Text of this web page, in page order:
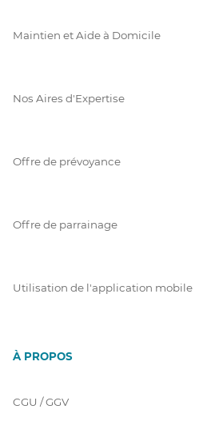
Maintien et Aide à Domicile
Nos Aires d'Expertise
Offre de prévoyance
Offre de parrainage
Utilisation de l'application mobile
À PROPOS
CGU / GGV